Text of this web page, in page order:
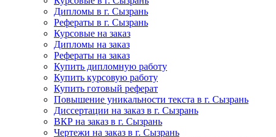
Дипломы в г. Сызрань
Рефераты в г. Сызрань
Курсовые на заказ
Дипломы на заказ
Рефераты на заказ
Купить дипломную работу
Купить курсовую работу
Купить готовый реферат
Повышение уникальности текста в г. Сызрань
Диссертации на заказ в г. Сызрань
ВКР на заказ в г. Сызрань
Чертежи на заказ в г. Сызрань